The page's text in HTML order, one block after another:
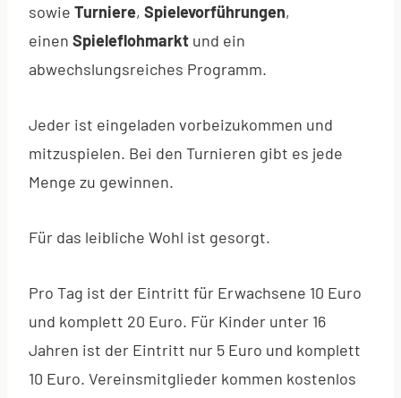
sowie Turniere, Spielevorführungen,
einen Spieleflohmarkt und ein
abwechslungsreiches Programm.
Jeder ist eingeladen vorbeizukommen und
mitzuspielen. Bei den Turnieren gibt es jede
Menge zu gewinnen.
Für das leibliche Wohl ist gesorgt.
Pro Tag ist der Eintritt für Erwachsene 10 Euro
und komplett 20 Euro. Für Kinder unter 16
Jahren ist der Eintritt nur 5 Euro und komplett
10 Euro. Vereinsmitglieder kommen kostenlos